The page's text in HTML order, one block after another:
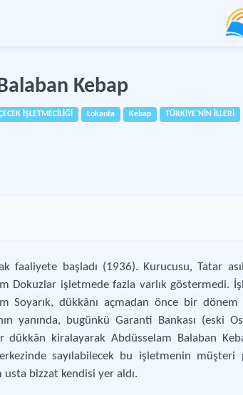
Kebap
İŞLETMECİLİĞİ Lokanta Kebap TÜRKİYE'NİN İLLERİ
faaliyete başladı (1936). Kurucusu, Tatar
Dokuzlar işletmede fazla varlık göstermedi.
Soyarık, dükkânı açmadan önce bir dönem
yanında, bugünkü Garanti Bankası (eski
kiralayarak Abdüsselam Balaban
sayılabilecek bu işletmenin
usta bizzat kendisi yer aldı.